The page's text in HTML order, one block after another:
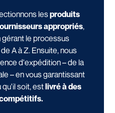
lesproduits
appropriés,
gérant le processus
A à Z. Ensuite, nous
d'expédition – de la
– en vous garantissant
qu'il soit, estlivré à des